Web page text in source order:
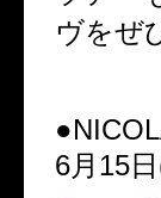
ヴをぜ
6月15